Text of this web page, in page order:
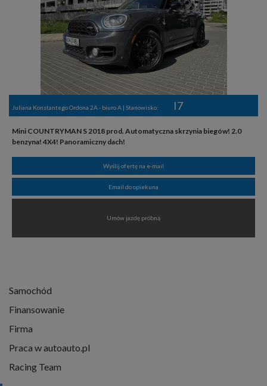
Juliana Konstantego Ordona 2A - biuro A | Stanowisko: I7
Mini COUNTRYMAN S 2018 prod. Automatyczna skrzynia biegów! 2.0
benzyna! 4X4! Panoramiczny dach!
Wyślij ofertę na e-mail
Email do opiekuna
Umów jazdę próbną
Samochód
Finansowanie
Firma
Praca w autoauto.pl
Racing Team